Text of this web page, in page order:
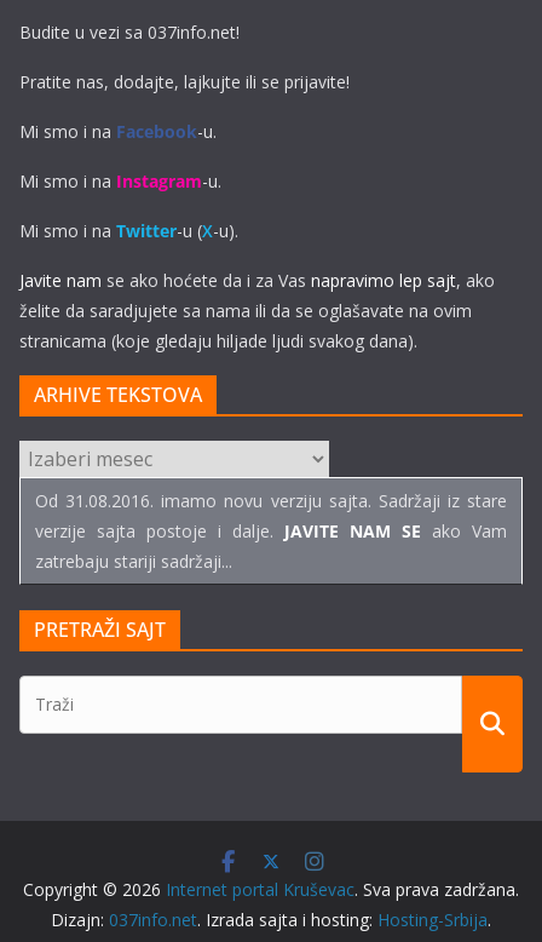
Budite u vezi sa 037info.net!
Pratite nas, dodajte, lajkujte ili se prijavite!
Mi smo i na Facebook-u.
Mi smo i na Instagram-u.
Mi smo i na Twitter-u (X-u).
Javite nam se ako hoćete da i za Vas napravimo lep sajt, ako
želite da saradjujete sa nama ili da se oglašavate na ovim
stranicama (koje gledaju hiljade ljudi svakog dana).
ARHIVE TEKSTOVA
ARHIVE
TEKSTOVA
Od 31.08.2016. imamo novu verziju sajta. Sadržaji iz stare
verzije sajta postoje i dalje. JAVITE NAM SE ako Vam
zatrebaju stariji sadržaji...
PRETRAŽI SAJT
Copyright © 2026 Internet portal Kruševac. Sva prava zadržana.
Dizajn: 037info.net. Izrada sajta i hosting: Hosting-Srbija.